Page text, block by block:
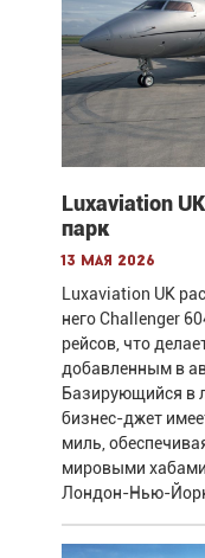
Luxaviation
парк
13 мая 2026
Luxaviation UK
него Challenger
рейсов, что
добавленным в
Базирующийся в
бизнес-джет
миль,
мировыми
Лондон-Нью-